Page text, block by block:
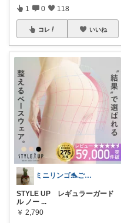
1 0 118
コレ いいね
ミニリンゴ🐬ご縁に感謝🌻ありがとう
STYLE UP レギュラーガード
ル ノー ...
￥ 2,790